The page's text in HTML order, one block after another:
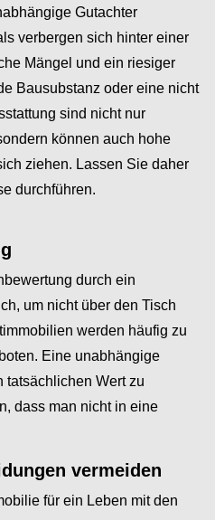
Gutachter
verbergen sich hinter einer
Mängel und ein riesiger
Bausubstanz oder eine nicht
sind nicht nur
können auch hohe
ziehen. Lassen Sie daher
durchführen.
durch ein
um nicht über den Tisch
werden häufig zu
Eine unabhängige
tatsächlichen Wert zu
dass man nicht in eine
vermeiden
für ein Leben mit den